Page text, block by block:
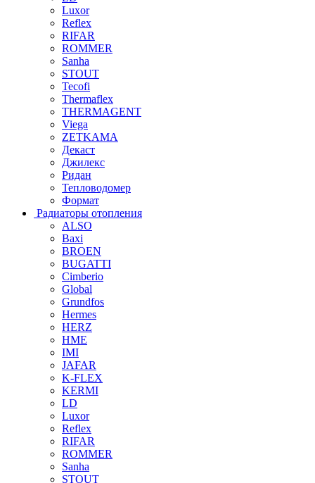
Luxor
Reflex
RIFAR
ROMMER
Sanha
STOUT
Tecofi
Thermaflex
THERMAGENT
Viega
ZETKAMA
Декаст
Джилекс
Ридан
Тепловодомер
Формат
Радиаторы отопления
ALSO
Baxi
BROEN
BUGATTI
Cimberio
Global
Grundfos
Hermes
HERZ
HME
IMI
JAFAR
K-FLEX
KERMI
LD
Luxor
Reflex
RIFAR
ROMMER
Sanha
STOUT